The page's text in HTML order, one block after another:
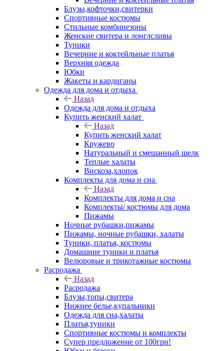
Блузы,кофточки,свитерки
Спортивные костюмы
Стильные комбинезоны
Женские свитера и лонглсливы
Туники
Вечерние и коктейльные платья
Верхняя одежда
Юбки
Жакеты и кардиганы
Одежда для дома и отдыха
Назад
Одежда для дома и отдыха
Купить женский халат
Назад
Купить женский халат
Кружево
Натуральный и смешанный шелк
Теплые халаты
Вискоза,хлопок
Комплекты для дома и сна
Назад
Комплекты для дома и сна
Комплекты/ костюмы для дома
Пижамы
Ночные рубашки,пижамы
Пижамы, ночные рубашки, халаты
Туники, платья, костюмы
Домашние туники и платья
Велюровые и трикотажные костюмы
Расродажа
Назад
Расродажа
Блузы,топы,свитера
Нижнее белье,купальники
Одежда для сна,халаты
Платья,туники
Спортивные костюмы и комплекты
Супер предложение от 100грн!